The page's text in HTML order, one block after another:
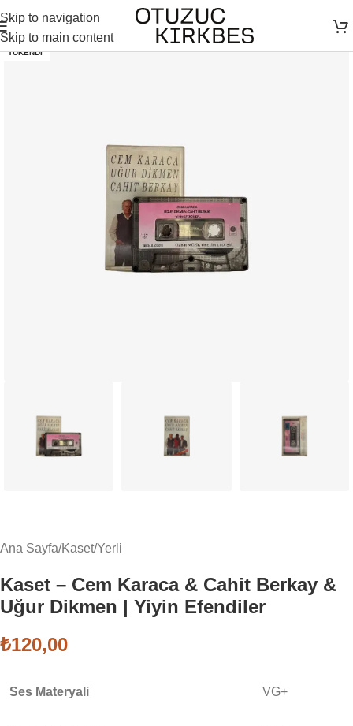
Skip to navigation
Skip to main content
TÜKENDI
Ana Sayfa/Kaset/Yerli
Kaset – Cem Karaca & Cahit Berkay &
Uğur Dikmen | Yiyin Efendiler
₺120,00
Ses Materyali VG+